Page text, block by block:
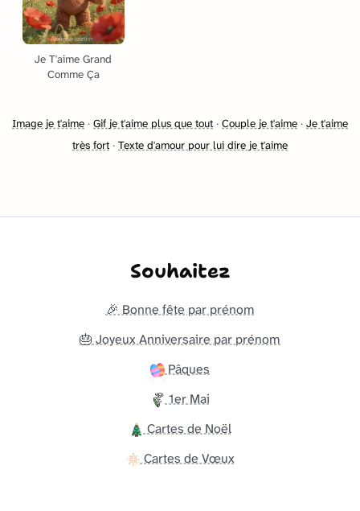
Je T'aime Grand
Comme Ça
Image je t'aime · Gif je t'aime plus que tout · Couple je t'aime · Je t'aime
très fort · Texte d'amour pour lui dire je t'aime
Souhaitez
🎉 Bonne fête par prénom
🎂 Joyeux Anniversaire par prénom
Pâques
1er Mai
Cartes de Noël
Cartes de Vœux